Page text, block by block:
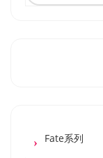
Fate系列